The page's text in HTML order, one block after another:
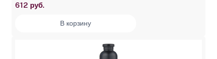
612 руб.
В корзину